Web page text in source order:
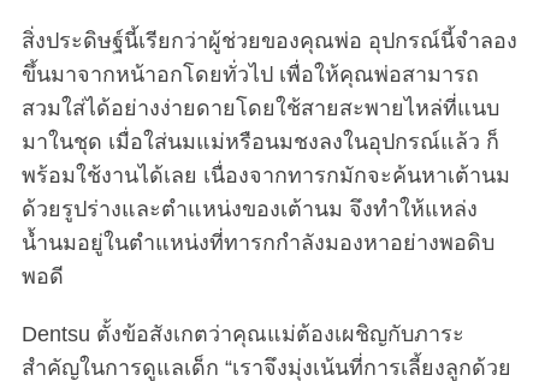
สิ่งประดิษฐ์นี้เรียกว่าผู้ช่วยของคุณพ่อ อุปกรณ์นี้จำลอง
ขึ้นมาจากหน้าอกโดยทั่วไป เพื่อให้คุณพ่อสามารถ
สวมใส่ได้อย่างง่ายดายโดยใช้สายสะพายไหล่ที่แนบ
มาในชุด เมื่อใส่นมแม่หรือนมชงลงในอุปกรณ์แล้ว ก็
พร้อมใช้งานได้เลย เนื่องจากทารกมักจะค้นหาเต้านม
ด้วยรูปร่างและตำแหน่งของเต้านม จึงทำให้แหล่ง
น้ำนมอยู่ในตำแหน่งที่ทารกกำลังมองหาอย่างพอดิบ
พอดี
Dentsu ตั้งข้อสังเกตว่าคุณแม่ต้องเผชิญกับภาระ
สำคัญในการดูแลเด็ก “เราจึงมุ่งเน้นที่การเลี้ยงลูกด้วย